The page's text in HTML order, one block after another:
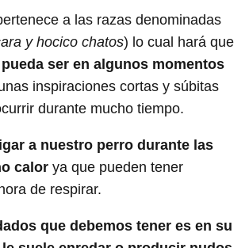
a las razas denominadas
y hocico chatos) lo cual hará que
ser en algunos momentos
inspiraciones cortas y súbitas
durante mucho tiempo.
a nuestro perro durante las
calor ya que pueden tener
de respirar.
que debemos tener es en su